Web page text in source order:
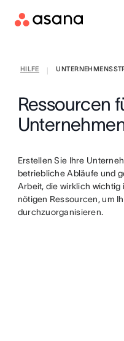
HILFE
Ressourcen
Erstellen Sie Ihre
betriebliche Abläufe und
Arbeit, die wirklich wichtig
nötigen Ressourcen, um
durchzuorganisieren.